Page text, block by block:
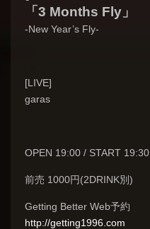
「3 Months Fly」
-New Year’s Fly-
[LIVE]
garas
OPEN 19:00 / START 19:30
前売 1000円(2DRINK別)
Getting Better Web予約
http://getting1996.com